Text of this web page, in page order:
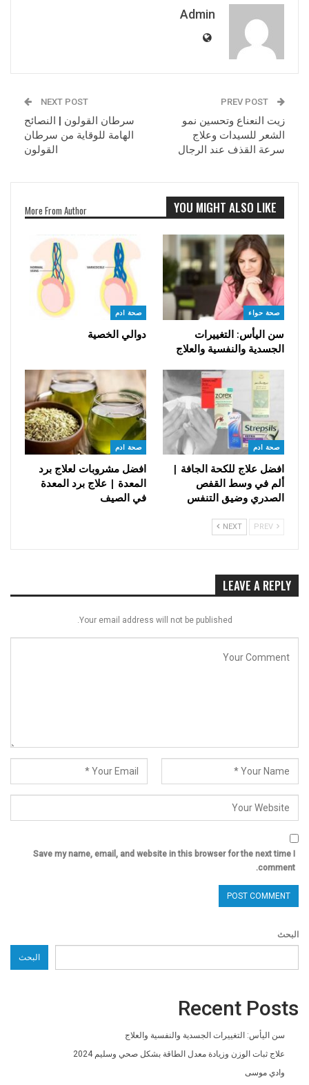
Admin
زيت النعناع وتحسين نمو
الشعر للسيدات وعلاج
سرعة القذف عند الرجال
NEXT POST
سرطان القولون | النصائح
الهامة للوقاية من سرطان
القولون
YOU MIGHT ALSO LIKE
More From Author
صحة حواء
سن اليأس: التغييرات
الجسدية والنفسية والعلاج
صحة ادم
دوالي الخصية
صحة ادم
افضل علاج للكحة الجافة |
ألم في وسط القفص
الصدري وضيق التنفس
صحة ادم
افضل مشروبات لعلاج برد
المعدة | علاج برد المعدة
في الصيف
NEXT
LEAVE A REPLY
Your email address will not be published.
Save my name, email, and website in this browser for the next time I
comment.
البحث
البحث
Recent Posts
سن اليأس: التغييرات الجسدية والنفسية والعلاج
علاج ثبات الوزن وزيادة معدل الطاقة بشكل صحي وسليم 2024
وادي موسى